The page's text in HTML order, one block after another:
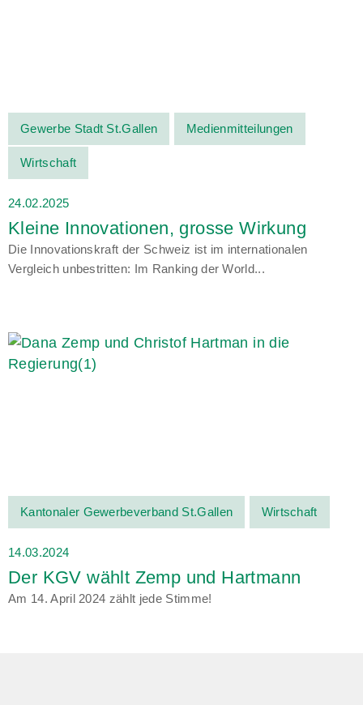
Gewerbe Stadt St.Gallen Medienmitteilungen
Wirtschaft
24.02.2025
Kleine Innovationen, grosse Wirkung
Die Innovationskraft der Schweiz ist im internationalen
Vergleich unbestritten: Im Ranking der World...
Kantonaler Gewerbeverband St.Gallen Wirtschaft
14.03.2024
Der KGV wählt Zemp und Hartmann
Am 14. April 2024 zählt jede Stimme!